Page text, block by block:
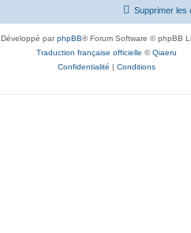
Supprimer les
Développé parphpBB® Forum Software © phpBB
Traduction française officielle ©Qiaeru
Confidentialité | Conditions